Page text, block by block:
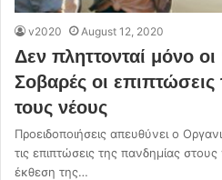
v2020 August 12, 2020
Δεν πληττονταί μόνο
Σοβαρές οι επιπτώσεις
τους νέους
Προειδοποιήσεις απευθύνει ο
τις επιπτώσεις της πανδημίας
έκθεση της…